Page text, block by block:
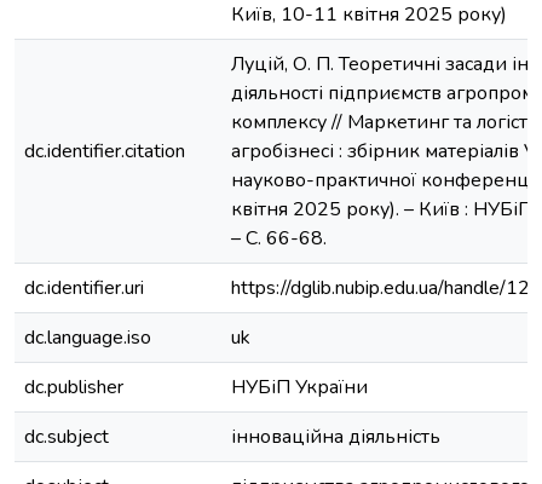
Київ, 10-11 квітня 2025 року)
dc.identifier.citation
Луцій, О. П. Теоретичні засади
діяльності підприємств
комплексу // Маркетинг та
агробізнесі : збірник матеріалів
науково-практичної
квітня 2025 року). – Київ : НУБіП
– С. 66-68.
dc.identifier.uri
https://dglib.nubip.edu.ua/handle/
dc.language.iso
uk
dc.publisher
НУБіП України
dc.subject
інноваційна діяльність